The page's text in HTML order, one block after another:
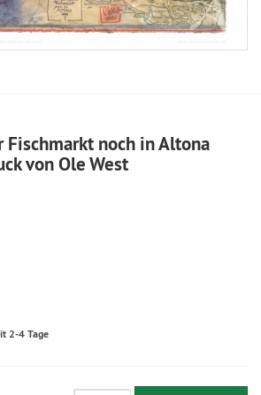
Fischmarkt noch in Altona
von Ole West
2-4 Tage